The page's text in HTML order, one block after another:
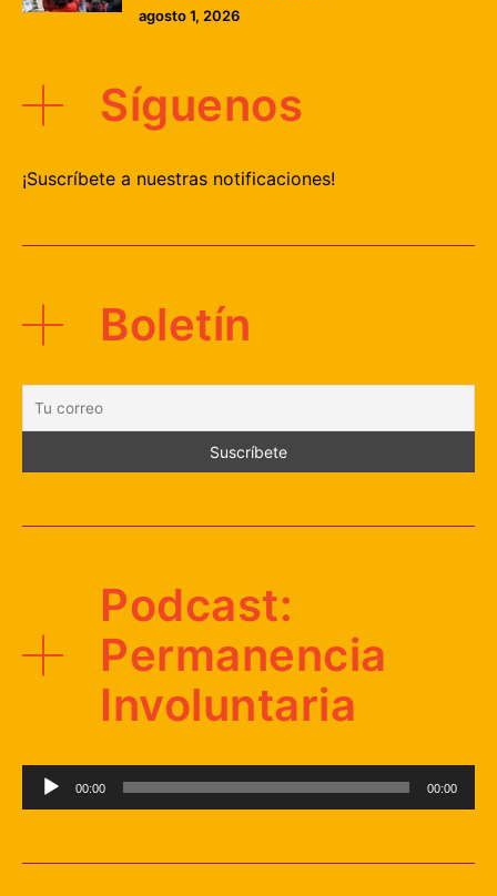
agosto 1, 2026
Síguenos
¡Suscríbete a nuestras notificaciones!
Boletín
Podcast:
Permanencia
Involuntaria
Reproductor
de
00:00 00:00